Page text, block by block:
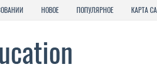
НОВОЕ ПОПУЛЯРНОЕ КАРТА